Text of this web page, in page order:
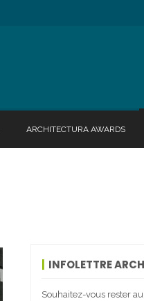
ARCHITECTURA AWARDS
INFOLETTRE
Souhaitez-vous rester